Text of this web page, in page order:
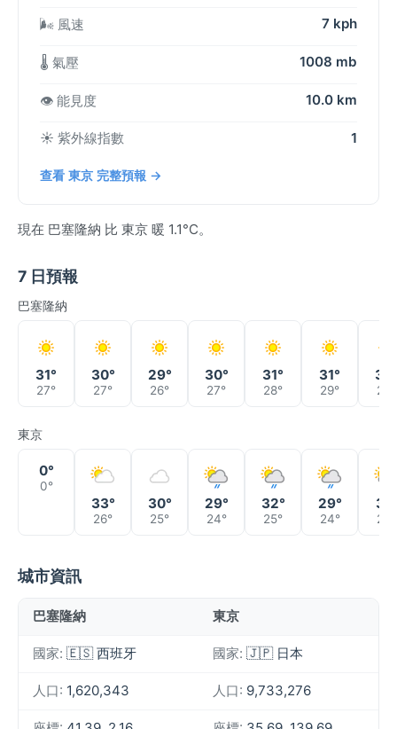
🌬️ 風速 7 kph
🌡️ 氣壓 1008 mb
👁️ 能見度 10.0 km
☀️ 紫外線指數 1
查看 東京 完整預報 →
現在 巴塞隆納 比 東京 暖 1.1°C。
7 日預報
巴塞隆納
31°
27°
30°
27°
29°
26°
30°
27°
31°
28°
31°
29° 29°
東京
0°
0°
33°
26°
30°
25°
29°
24°
32°
25°
29°
24°
31°
25°
城市資訊
巴塞隆納 東京
國家: 🇪🇸 西班牙 國家: 🇯🇵 日本
人口: 1,620,343 人口: 9,733,276